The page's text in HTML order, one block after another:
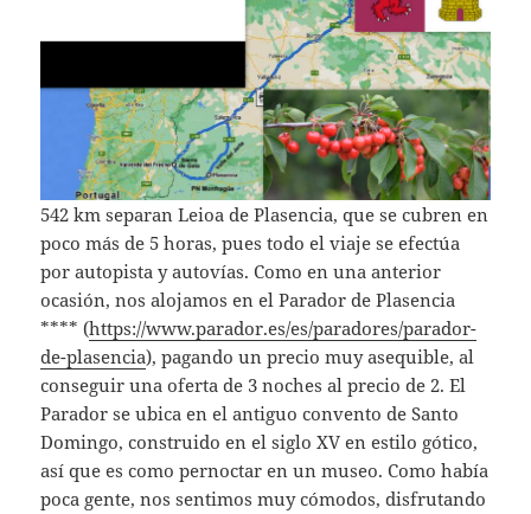
542 km separan Leioa de Plasencia, que se cubren en
poco más de 5 horas, pues todo el viaje se efectúa
por autopista y autovías. Como en una anterior
ocasión, nos alojamos en el Parador de Plasencia
**** (https://www.parador.es/es/paradores/parador-
de-plasencia), pagando un precio muy asequible, al
conseguir una oferta de 3 noches al precio de 2. El
Parador se ubica en el antiguo convento de Santo
Domingo, construido en el siglo XV en estilo gótico,
así que es como pernoctar en un museo. Como había
poca gente, nos sentimos muy cómodos, disfrutando